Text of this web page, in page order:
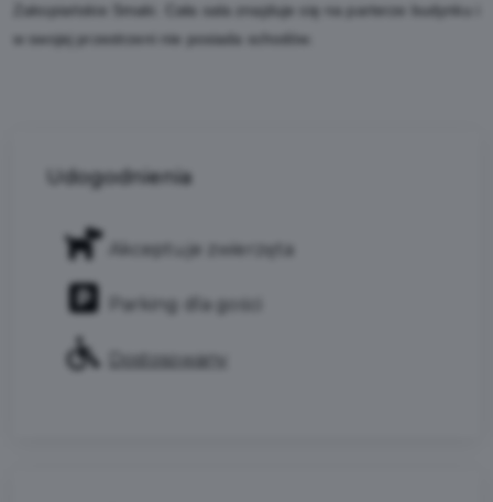
Zakopiańskie Smaki. Cała sala znajduje się na parterze budynku i
w swojej przestrzeni nie posiada schodów.
Udogodnienia
Akceptuje zwierzęta
Parking dla gości
Dostosowany